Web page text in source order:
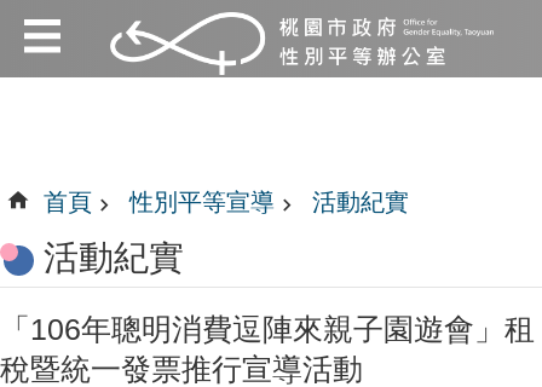
跳到主要內容區塊
:::
:::
首頁 性別平等宣導 活動紀實
活動紀實
「106年聰明消費逗陣來親子園遊會」租
稅暨統一發票推行宣導活動